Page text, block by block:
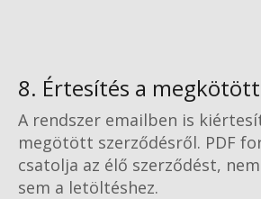
8. Értesítés a
A rendszer emailben is
megötött szerződésről. PDF
csatolja az élő szerződést,
sem a letöltéshez.